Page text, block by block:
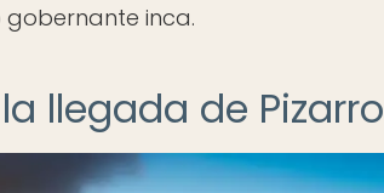
inca.
llegada de Pizarro